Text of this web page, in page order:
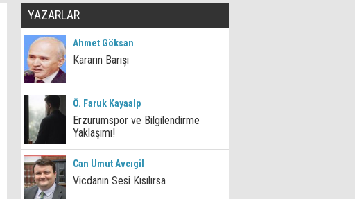
YAZARLAR
Ahmet Göksan
Kararın Barışı
Ö. Faruk Kayaalp
Erzurumspor ve Bilgilendirme
Yaklaşımı!
Can Umut Avcıgil
Vicdanın Sesi Kısılırsa